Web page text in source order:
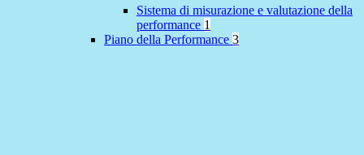
Sistema di misurazione e valutazione della
performance 1
Piano della Performance 3